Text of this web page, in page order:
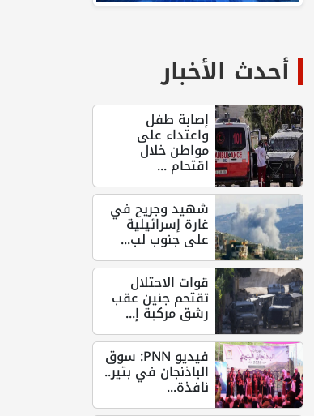
أحدث الأخبار
إصابة طفل
واعتداء على
مواطن خلال
اقتحام ...
شهيد وجريح في
غارة إسرائيلية
على جنوب لب...
قوات الاحتلال
تقتحم جنين عقب
رشق مركبة إ...
فيديو PNN: سوق
الباذنجان في بتير..
نافذة...